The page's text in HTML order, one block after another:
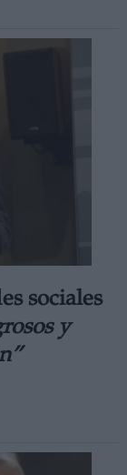
sociales
y